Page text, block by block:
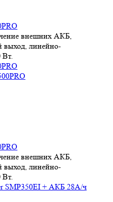
внешних АКБ,
выход, линейно-
Вт.
внешних АКБ,
выход, линейно-
Вт.
SMP350EI + АКБ 28А/ч